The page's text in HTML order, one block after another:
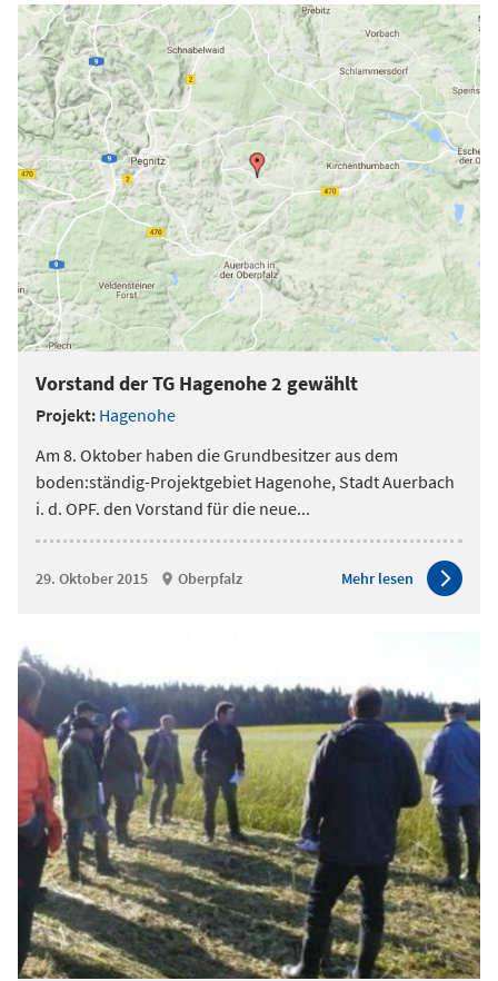
Vorstand der TG Hagenohe 2 gewählt
Projekt: Hagenohe
Am 8. Oktober haben die Grundbesitzer aus dem
boden:ständig-Projektgebiet Hagenohe, Stadt Auerbach
i. d. OPF. den Vorstand für die neue...
29. Oktober 2015 Oberpfalz Mehr lesen